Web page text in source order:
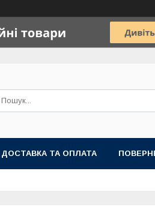
ДОСТАВКА ТА ОПЛАТА